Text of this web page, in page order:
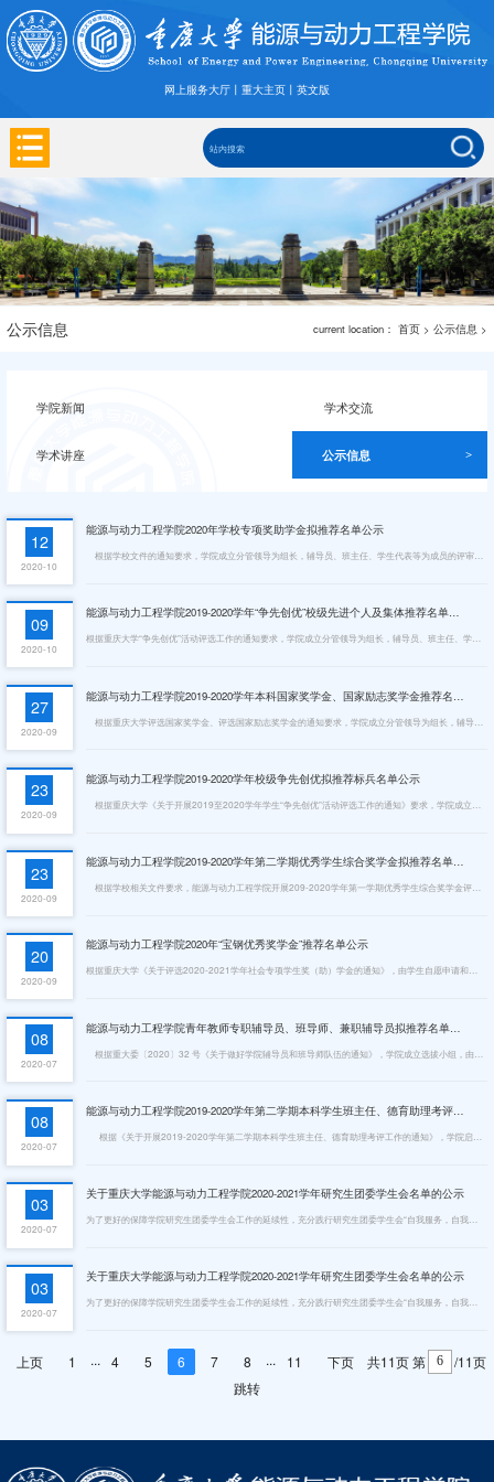
网上服务大厅丨 重大主页丨 英文版
公示信息 current location：首页 >公示信息 >
学院新闻 学术交流
学术讲座 公示信息 >
12
2020-10
能源与动力工程学院2020年学校专项奖助学金拟推荐名单公示
​ 根据学校文件的通知要求，学院成立分管领导为组长，辅导员、班主任、学生代表等为成员的评审小组，在学生自愿申请的基础上，秉着公开、公平、公正的原则，经班级、年级推荐，评审委员会评审，现将能源与动力工程学院2020年学校专项奖助学金拟推荐名单公示，接受本院师生和上级组织的监督。具体名单见下表。公示期限：2020年10月12日至2020年10月14日。公示要求：公示期内如有异议，请向学院学生工作办公室（65102472）反...
09
2020-10
能源与动力工程学院2019-2020学年“争先创优”校级先进个人及集体推荐名单公示
根据重庆大学“争先创优”活动评选工作的通知要求，学院成立分管领导为组长，辅导员、班主任、学生代表等为成员的争先创优评审小组，在学生自愿申请的基础上，秉着公开、公平、公正的原则，经班级、年级推荐，评审委员会评审，现将能源与动力工程学院2019-2020学年度校级争先创优拟推荐名单进行公示，接受本院师生和上级组织的监督。具体名单见附件。公示期限：2020年10月9日至2020年10月11日。公示要求：公示期内如有异议，请...
27
2020-09
23
2020-09
能源与动力工程学院2019-2020学年校级争先创优拟推荐标兵名单公示
23
2020-09
能源与动力工程学院2019-2020学年第二学期优秀学生综合奖学金拟推荐名单公示
根据学校相关文件要求，能源与动力工程学院开展209-2020学年第一学期优秀学生综合奖学金评定工作，现将拟推荐名单进行公示，具体名单如下。学号姓 名政治面貌年级专业（全称）班级号 （注：只填写数字）奖学金 评定等级奖学金发放金额体质测试成绩20173102李楠共青团员2017核工程与核技术专业1甲125062.220173220古真桢中共预备党员2017能源与动力工程专业3甲125070.520173253唐巍峰中共党员2017新能源科学与工程专...
20
2020-09
能源与动力工程学院2020年“宝钢优秀奖学金”推荐名单公示
根据重庆大学《关于评选2020-2021学年社会专项学生奖（助）学金的通知》，由学生自愿申请和年级的推荐，本着公开、公正、公平的标准进行评定的原则，提交能源与动力工程学院学生工作办公室讨论并审核。现将能源与动力工程学院2020年宝钢奖学金拟推荐名单公示如下：
08
2020-07
能源与动力工程学院青年教师专职辅导员、班导师、兼职辅导员拟推荐名单公示
08
2020-07
能源与动力工程学院2019-2020学年第二学期本科学生班主任、德育助理考评结果公示
​ 根据《关于开展2019-2020学年第二学期本科学生班主任、德育助理考评工作的通知》，学院启动了本科生班主任、德育助理考评的评选工作，秉着公开、公平、公正的原则，学院学生工作办公室进行资料审核，学办老师组成评审委员会进行评审。现将重庆大学能源与动力工程学院2019-2020学年第二学期本科学生班主任、德育助理考评工作考核等级进行公示。具体如下。序号岗位类别姓名学号身份年级本人所在学院年级专业班级政治面貌...
03
2020-07
关于重庆大学能源与动力工程学院2020-2021学年研究生团委学生会名单的公示
03
2020-07
关于重庆大学能源与动力工程学院2020-2021学年研究生团委学生会名单的公示
上页 1 ... 4 5 6 7 8 ... 11 下页 共11页 第
/11页
跳转